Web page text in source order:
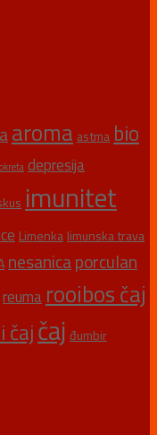
aroma astma bio
depresija
imunitet
Limenka limunska trava
nesanicaporculan
reuma rooibos čaj
čajčaj đumbir